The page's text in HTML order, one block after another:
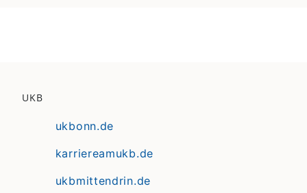
UKB
ukbonn.de
karriereamukb.de
ukbmittendrin.de